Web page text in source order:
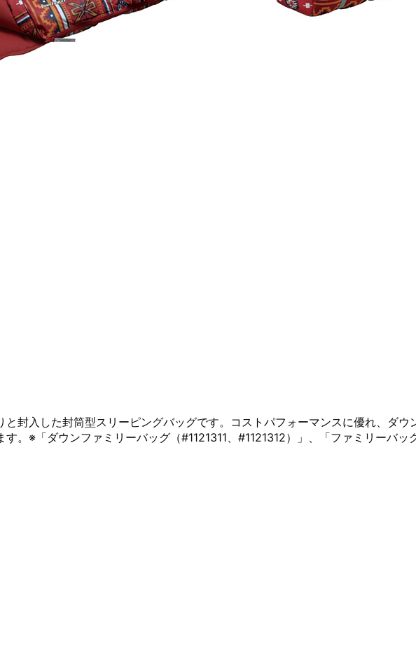
封入した封筒型スリーピングバッグです。コストパフォーマンスに優れ、ダ
。※「ダウンファミリーバッグ（#1121311、#1121312）」、「ファミリーバッ